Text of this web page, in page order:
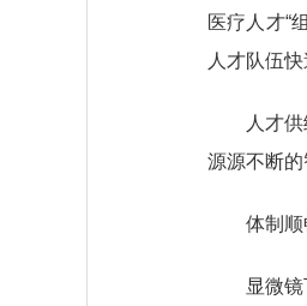
医疗人才“
人才队伍
人才供给
源源不断的
体制顺畅
显微镜下